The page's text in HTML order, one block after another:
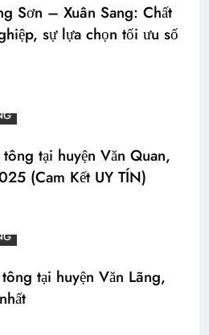
Sơn – Xuân Sang: Chất
sự lựa chọn tối ưu số
tại huyện Văn Quan,
(Cam Kết UY TÍN)
tại huyện Văn Lãng,